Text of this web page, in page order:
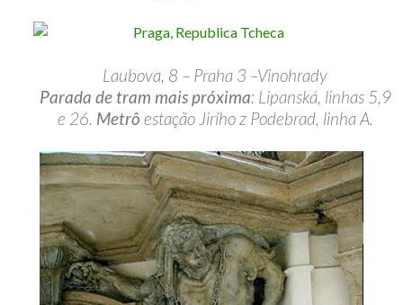
Laubova, 8 – Praha 3 –Vinohrady
Parada de tram mais próxima: Lipanská, linhas 5,9
e 26. Metrô estação Jirího z Podebrad, linha A.